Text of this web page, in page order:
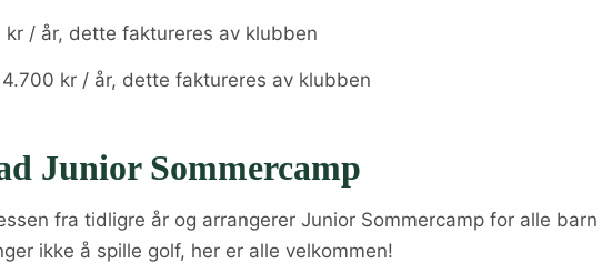
kr / år, dette faktureres av klubben
4.700 kr / år, dette faktureres av klubben
Junior Sommercamp
fra tidligre år og arrangerer Junior Sommercamp for alle
ikke å spille golf, her er alle velkommen!